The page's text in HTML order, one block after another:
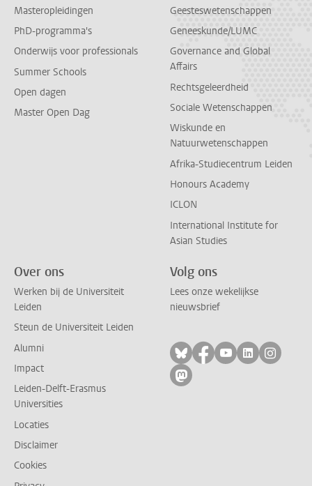
Masteropleidingen
PhD-programma's
Onderwijs voor professionals
Summer Schools
Open dagen
Master Open Dag
Geesteswetenschappen
Geneeskunde/LUMC
Governance and Global
Affairs
Rechtsgeleerdheid
Sociale Wetenschappen
Wiskunde en
Natuurwetenschappen
Afrika-Studiecentrum Leiden
Honours Academy
ICLON
International Institute for
Asian Studies
Over ons
Werken bij de Universiteit
Leiden
Steun de Universiteit Leiden
Alumni
Impact
Leiden-Delft-Erasmus
Universities
Locaties
Disclaimer
Cookies
Volg ons
Lees onze wekelijkse
nieuwsbrief
Volg ons op bluesky
Volg ons op
Volg ons op
Volg ons
Volg
Volg ons op mastodon